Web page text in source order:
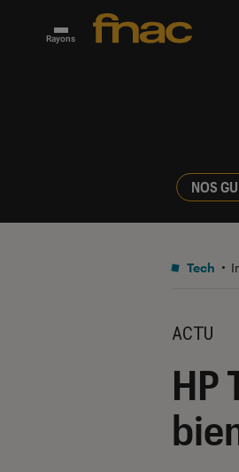
Rayons
NOS
Tech
ACTU
HP